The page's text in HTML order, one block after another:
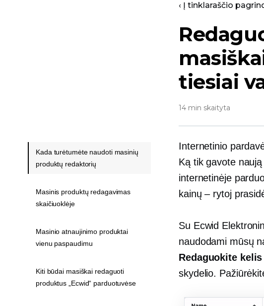
‹ Į tinklaraščio
tiesiai
14 min skaityta
Internetinio
Ką tik gavote
internetinėje
kainų – rytoj
Su Ecwid
naudodami mūsų
Redaguokite
skydelio.
Kada turėtumėte naudoti masinių
produktų redaktorių
Masinis produktų redagavimas
skaičiuoklėje
Masinio atnaujinimo produktai
vienu paspaudimu
Kiti būdai masiškai redaguoti
produktus „Ecwid“ parduotuvėse